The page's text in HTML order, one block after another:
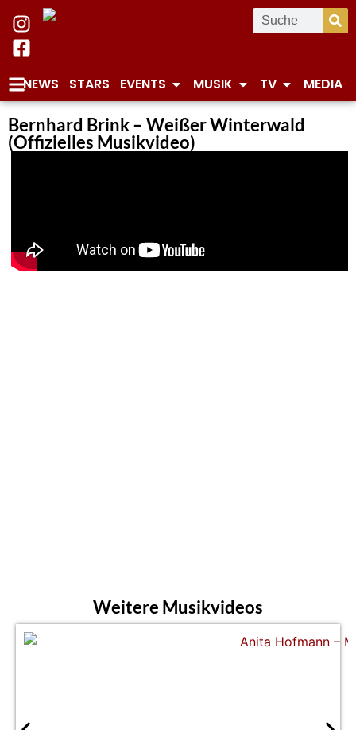
NEWS STARS EVENTS MUSIK TV MEDIA
Bernhard Brink – Weißer Winterwald
(Offizielles Musikvideo)
Weitere Musikvideos